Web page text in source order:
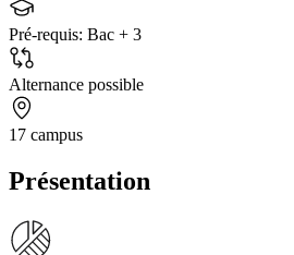
Pré-requis: Bac + 3
Alternance possible
17 campus
Présentation